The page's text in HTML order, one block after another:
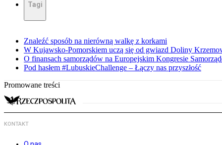
Tagi
Znaleźć sposób na nierówną walkę z korkami
W Kujawsko-Pomorskiem uczą się od gwiazd Doliny
O finansach samorządów na Europejskim Kongresie
Pod hasłem #LubuskieChallenge – Łączy nas przyszłość
Promowane treści
KONTAKT